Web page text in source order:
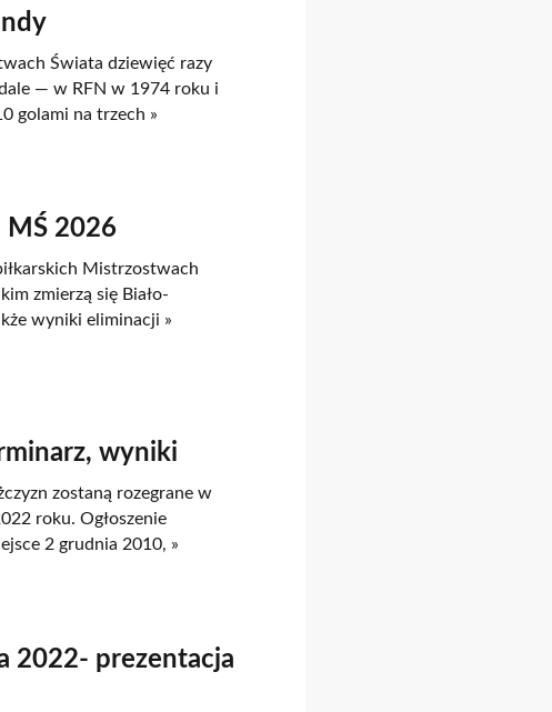
Świata dziewięć razy
— w RFN w 1974 roku i
golami na trzech »
MŚ 2026
Mistrzostwach
zmierzą się Biało-
wyniki eliminacji »
wyniki
zostaną rozegrane w
roku. Ogłoszenie
2 grudnia 2010, »
2022- prezentacja